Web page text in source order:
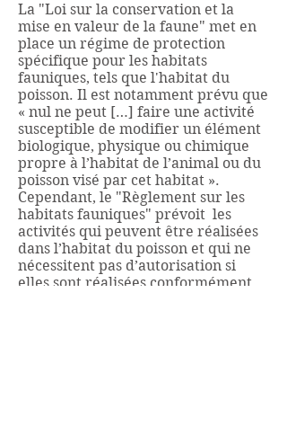
La "Loi sur la conservation et la
mise en valeur de la faune" met en
place un régime de protection
spécifique pour les habitats
fauniques, tels que l'habitat du
poisson. Il est notamment prévu que
« nul ne peut […] faire une activité
susceptible de modifier un élément
biologique, physique ou chimique
propre à l’habitat de l’animal ou du
poisson visé par cet habitat ».
Cependant, le "Règlement sur les
habitats fauniques" prévoit les
activités qui peuvent être réalisées
dans l’habitat du poisson et qui ne
nécessitent pas d’autorisation si
elles sont réalisées conformément